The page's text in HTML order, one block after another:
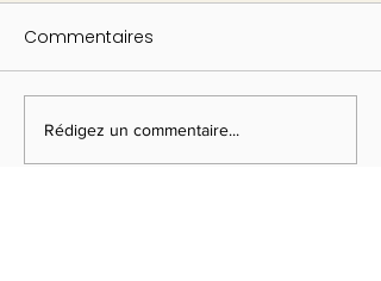
Commentaires
Rédigez un commentaire...